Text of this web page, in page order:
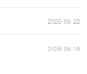
2026-06-22
2026-06-18